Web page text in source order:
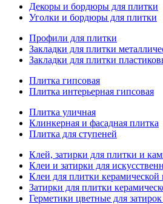
Декоры и бордюры для плитки
Уголки и бордюры для плитки
Профили для плитки
Закладки для плитки
Закладки для плитки
Плитка гипсовая
Плитка интерьерная гипсовая
Плитка уличная
Клинкерная и фасадная плитка
Плитка для ступеней
Клей, затирки для плитки и
Клеи и затирки для
Клеи для плитки керамической
Затирки для плитки
Герметики цветные для